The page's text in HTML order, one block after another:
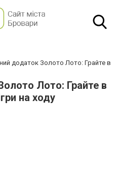
додаток Золото Лото: Грайте в
Лото: Грайте в
на ходу